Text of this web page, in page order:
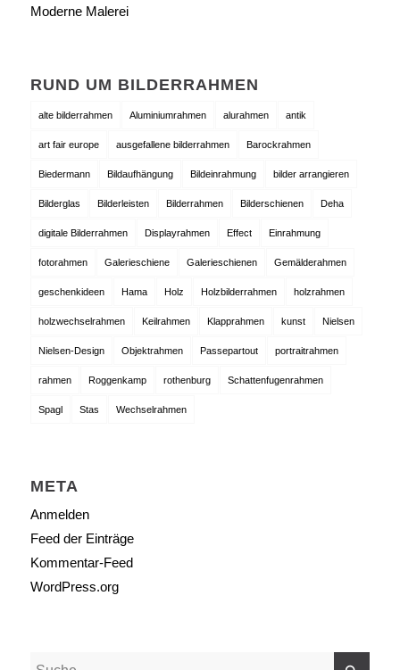
Moderne Malerei
RUND UM BILDERRAHMEN
alte bilderrahmen Aluminiumrahmen alurahmen antik
art fair europe ausgefallene bilderrahmen Barockrahmen
Biedermann Bildaufhängung Bildeinrahmung bilder arrangieren
Bilderglas Bilderleisten Bilderrahmen Bilderschienen Deha
digitale Bilderrahmen Displayrahmen Effect Einrahmung
fotorahmen Galerieschiene Galerieschienen Gemälderahmen
geschenkideen Hama Holz Holzbilderrahmen holzrahmen
holzwechselrahmen Keilrahmen Klapprahmen kunst Nielsen
Nielsen-Design Objektrahmen Passepartout portraitrahmen
rahmen Roggenkamp rothenburg Schattenfugenrahmen
Spagl Stas Wechselrahmen
META
Anmelden
Feed der Einträge
Kommentar-Feed
WordPress.org